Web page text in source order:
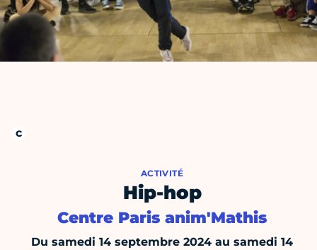
ACTIVITÉ
Hip-hop
Centre Paris anim'Mathis
Du samedi 14 septembre 2024 au samedi 14